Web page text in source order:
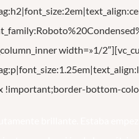
width=»1/
bottom-